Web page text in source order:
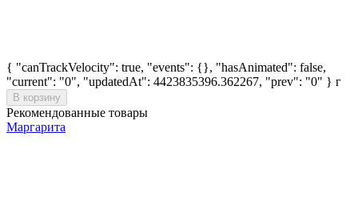
{ "canTrackVelocity": true, "events": {}, "hasAnimated": false,
"current": "0", "updatedAt": 4423835396.362267, "prev": "0" } г
В корзину
Рекомендованные товары
Маргарита